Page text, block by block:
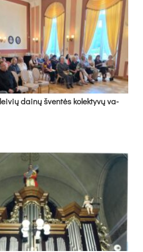
dai­nų šven­tės ko­lek­ty­vų va­